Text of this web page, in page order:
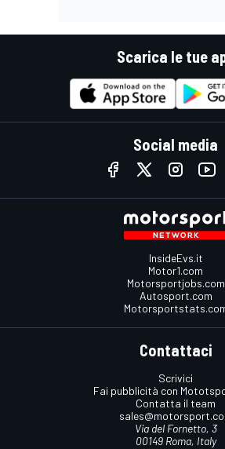
Scarica le tue
Social media
InsideEvs.it
Motor1.com
Motorsportjobs.com
Autosport.com
Contattaci
Scrivici
Fai pubblicità con
Contatta il team
Via del Fornetto, 3
00149 Roma, Italy